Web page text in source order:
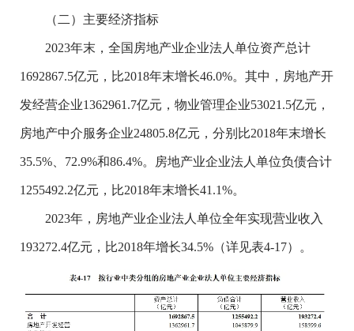
（二）主要经济指标
2023年末，全国房地产业企业法人单位资产总计
1692867.5亿元，比2018年末增长46.0%。其中，房地产开
发经营企业1362961.7亿元，物业管理企业53021.5亿元，
房地产中介服务企业24805.8亿元，分别比2018年末增长
35.5%、72.9%和86.4%。房地产业企业法人单位负债合计
1255492.2亿元，比2018年末增长41.1%。
2023年，房地产业企业法人单位全年实现营业收入
193272.4亿元，比2018年增长34.5%（详见表4-17）。